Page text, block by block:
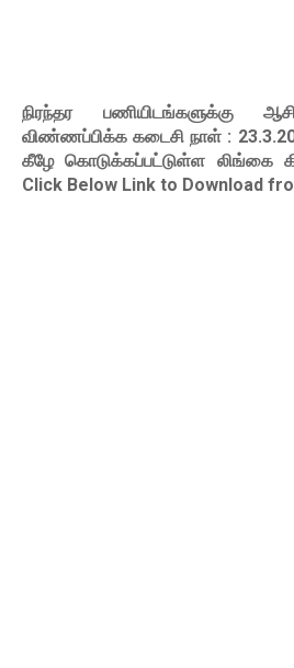
நிரந்தர பணியிடங்களுக்கு
விண்ணப்பிக்க கடைசி நாள் :
கீழே கொடுக்கப்பட்டுள்ள லிங்கை
Click Below Link to Download